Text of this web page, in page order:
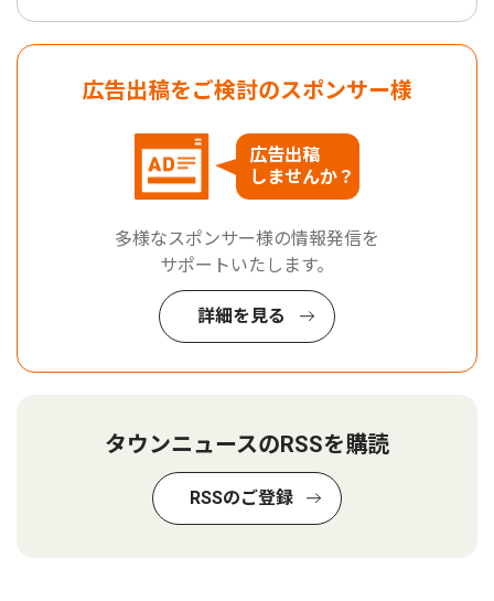
広告出稿をご検討のスポンサー様
広告出稿
しませんか？
多様なスポンサー様の情報発信を
サポートいたします。
詳細を見る
タウンニュースのRSSを購読
RSSのご登録